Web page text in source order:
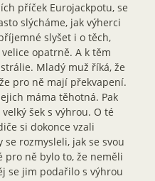
příček Eurojackpotu, se
slýcháme, jak výherci
slyšet i o těch,
opatrně. A k těm
Mladý muž říká, že
pro ně mají překvapení.
máma těhotná. Pak
šek s výhrou. O té
si dokonce vzali
rozmysleli, jak se svou
pro ně bylo to, že neměli
se jim podařilo s výhrou